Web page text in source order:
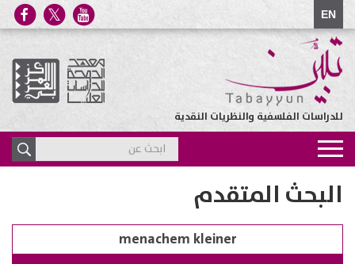
EN
للدراسات الفلسفية والنظريات النقدية
Toggle
navigation
البحث المتقدم